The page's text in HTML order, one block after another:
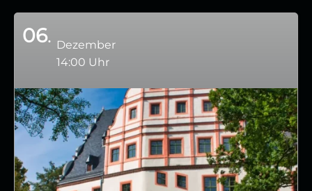
06
Dezember
14:00 Uhr